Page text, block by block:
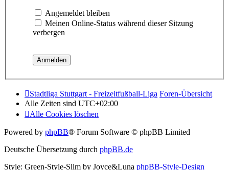
Angemeldet bleiben
Meinen Online-Status während dieser Sitzung
verbergen
Stadtliga Stuttgart - Freizeitfußball-Liga Foren-Übersicht
Alle Zeiten sind UTC+02:00
Alle Cookies löschen
Powered by phpBB® Forum Software © phpBB Limited
Deutsche Übersetzung durch phpBB.de
Style: Green-Style-Slim by Joyce&Luna phpBB-Style-Design